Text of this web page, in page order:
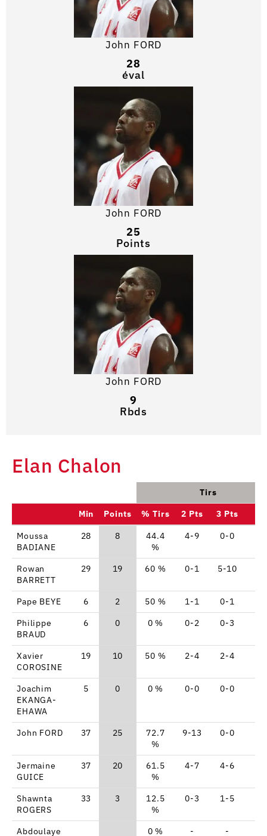
John FORD
28
éval
John FORD
25
Points
John FORD
9
Rbds
Elan Chalon
Tirs
Min
Points % Tirs 2 Pts 3 Pts
Moussa
BADIANE
28 8
44.4
%
4-9 0-0
Rowan
BARRETT
29 19 60 % 0-1 5-10
Pape BEYE 6 2 50 % 1-1 0-1
Philippe
BRAUD
6 0 0 % 0-2 0-3
Xavier
COROSINE
19 10 50 % 2-4 2-4
Joachim
EKANGA-
EHAWA
5 0 0 % 0-0 0-0
John FORD 37 25
72.7
%
9-13 0-0
Jermaine
GUICE
37 20
61.5
%
4-7 4-6
Shawnta
ROGERS
33 3
12.5
%
0-3 1-5
Abdoulaye 0 % - -